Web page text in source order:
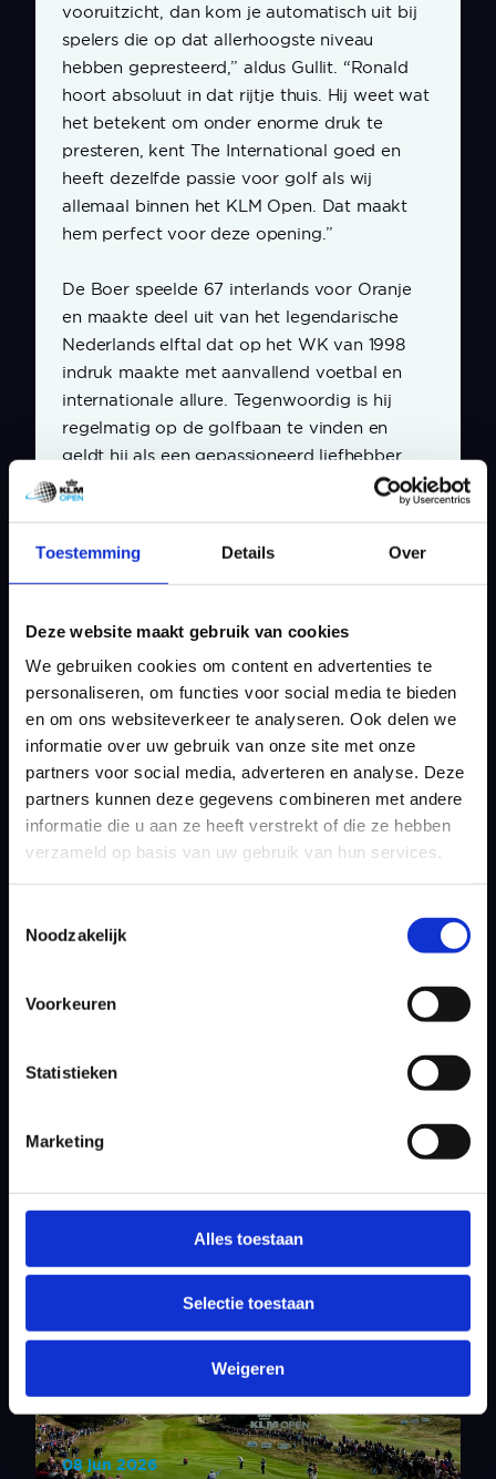
Toestemming Details Over
Deze website maakt gebruik van cookies
We gebruiken cookies om content en advertenties te
personaliseren, om functies voor social media te bieden
en om ons websiteverkeer te analyseren. Ook delen we
informatie over uw gebruik van onze site met onze
partners voor social media, adverteren en analyse. Deze
partners kunnen deze gegevens combineren met andere
informatie die u aan ze heeft verstrekt of die ze hebben
verzameld op basis van uw gebruik van hun services.
Noodzakelijk
Voorkeuren
Statistieken
Marketing
Alles toestaan
Selectie toestaan
Weigeren
vooruitzicht, dan kom je automatisch uit bij
spelers die op dat allerhoogste niveau
hebben gepresteerd,” aldus Gullit. “Ronald
hoort absoluut in dat rijtje thuis. Hij weet wat
het betekent om onder enorme druk te
presteren, kent The International goed en
heeft dezelfde passie voor golf als wij
allemaal binnen het KLM Open. Dat maakt
hem perfect voor deze opening.”
De Boer speelde 67 interlands voor Oranje
en maakte deel uit van het legendarische
Nederlands elftal dat op het WK van 1998
indruk maakte met aanvallend voetbal en
internationale allure. Tegenwoordig is hij
regelmatig op de golfbaan te vinden en
geldt hij als een gepassioneerd liefhebber
van de sport.
“De eerste keer dat je een bal écht goed
vliegen, wil je alleen nog maar vaker spelen.
topsport, draait om focus, ontspanning en
presteren onder druk. Daarom vind ik het
extra mooi om juist bij het KLM Open de
eerste slag te mogen slaan.”
Het KLM Open 2026 wordt gespeeld van 4
tot en met 7 juni op The International bij
topsport met entertainment, Oranje-sfeer en
Nieuws delen
MEER NIEUWS
08 jun 2026